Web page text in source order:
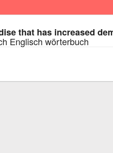
that has increased
Englisch wörterbuch